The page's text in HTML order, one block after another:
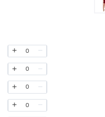
0
0
0
0